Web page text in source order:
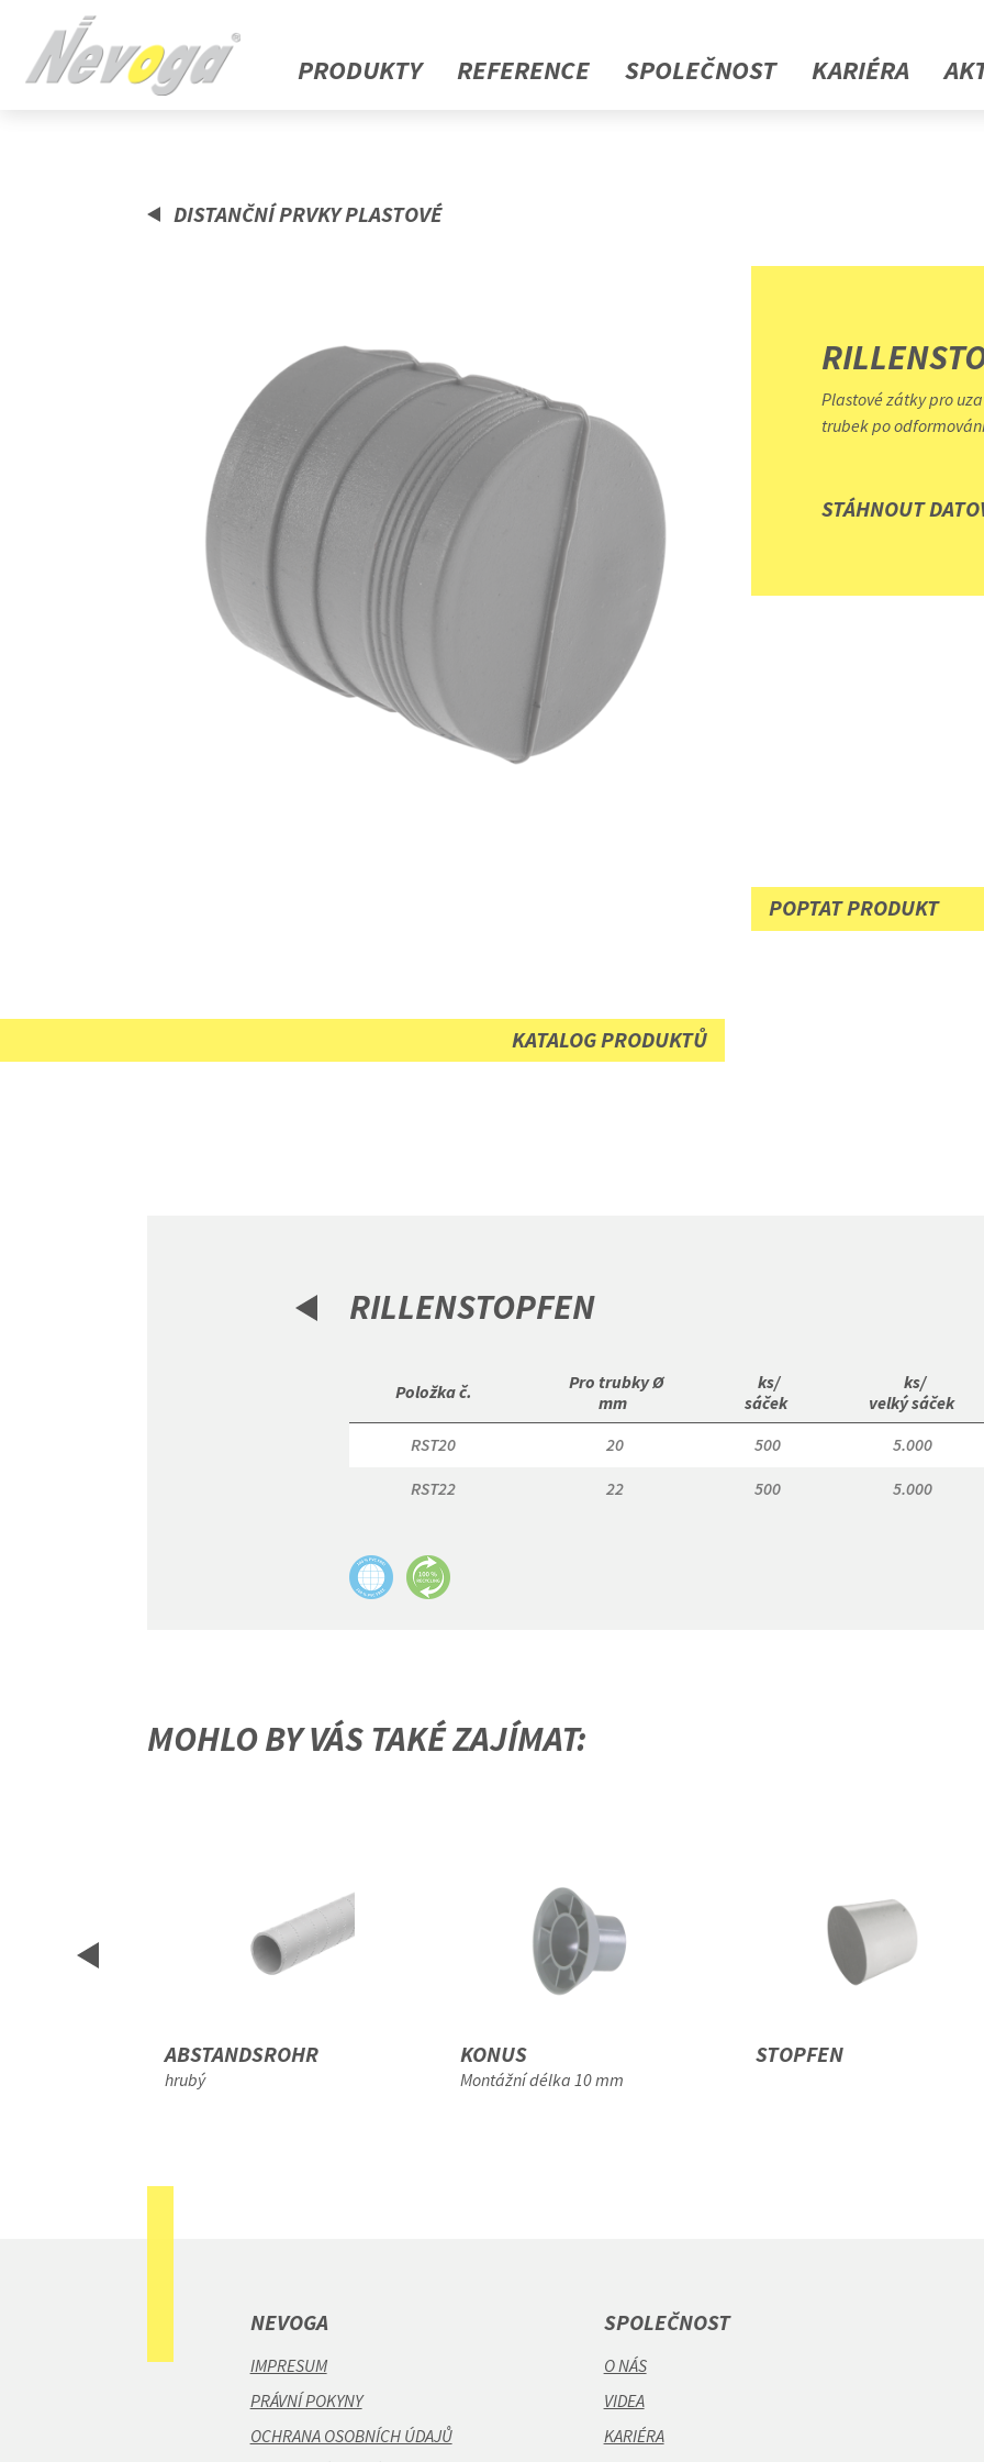
PRODUKTY REFERENCE SPOLEČNOST KARIÉRA
DISTANČNÍ PRVKY PLASTOVÉ
Plastové zátky pro
trubek po
STÁHNOUT
POPTAT PRODUKT
KATALOG PRODUKTŮ
RILLENSTOPFEN
Položka č.
Pro trubky Ø
mm
ks/
sáček
ks/
velký sáček
RST20
20 500 5.000
RST22
22 500 5.000
MOHLO BY VÁS TAKÉ ZAJÍMAT:
ABSTANDSROHR
hrubý
KONUS
Montážní délka 10 mm
STOPFEN
NEVOGA
IMPRESUM
PRÁVNÍ POKYNY
OCHRANA OSOBNÍCH ÚDAJŮ
SPOLEČNOST
O NÁS
VIDEA
KARIÉRA